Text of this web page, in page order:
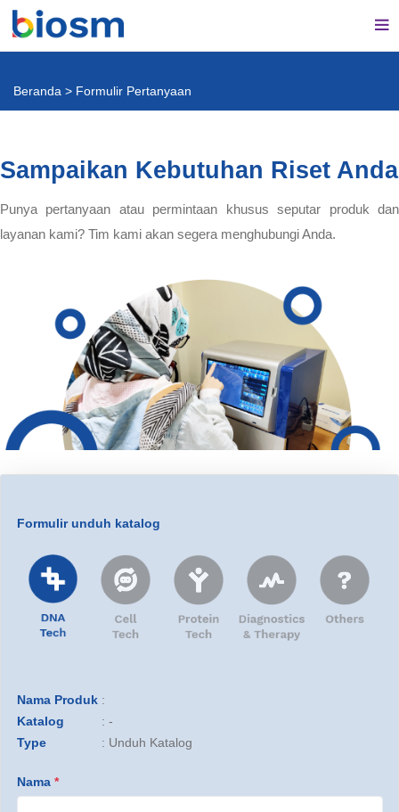
Beranda > Formulir Pertanyaan
Sampaikan Kebutuhan Riset Anda
Punya pertanyaan atau permintaan khusus seputar produk dan
layanan kami? Tim kami akan segera menghubungi Anda.
Formulir unduh katalog
Nama Produk:
Katalog
: -
Type
: Unduh Katalog
Nama *